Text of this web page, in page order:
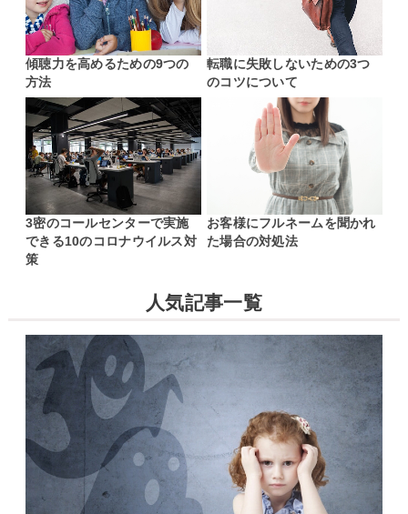
傾聴力を高めるための9つの
方法
転職に失敗しないための3つ
のコツについて
3密のコールセンターで実施
できる10のコロナウイルス対
策
お客様にフルネームを聞かれ
た場合の対処法
人気記事一覧